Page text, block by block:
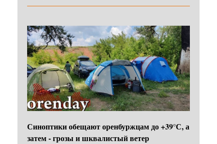
Синоптики обещают оренбуржцам до +39°С, а
затем - грозы и шквалистый ветер